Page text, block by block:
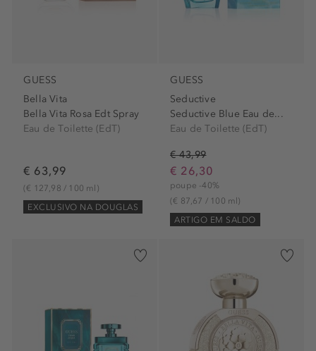
GUESS
Bella Vita
Bella Vita Rosa Edt Spray
Eau de Toilette (EdT)
€ 63,99
(€ 127,98 / 100 ml)
EXCLUSIVO NA DOUGLAS
GUESS
Seductive
Seductive Blue Eau de...
Eau de Toilette (EdT)
€ 43,99
€ 26,30
poupe -40%
(€ 87,67 / 100 ml)
ARTIGO EM SALDO